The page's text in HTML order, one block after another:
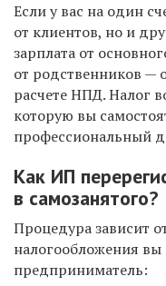
Если у вас на один
от клиентов, но и
зарплата от
от родственников —
расчете НПД. Налог
которую вы
профессиональный
Как ИП
в самозанятого?
Процедура зависит
налогообложения
предприниматель: